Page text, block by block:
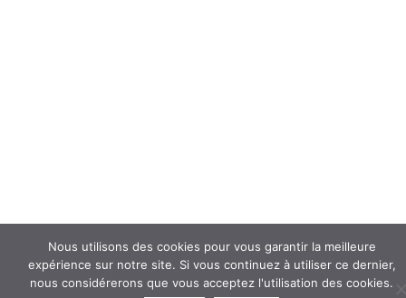
Nous utilisons des cookies pour vous garantir la meilleure
expérience sur notre site. Si vous continuez à utiliser ce dernier,
nous considérerons que vous acceptez l'utilisation des cookies.